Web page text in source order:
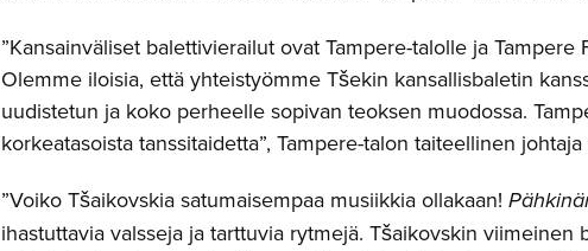
”Kansainväliset balettivierailut ovat Tampere-talolle ja
Olemme iloisia, että yhteistyömme Tšekin kansallisbaletin
uudistetun ja koko perheelle sopivan teoksen muodossa.
korkeatasoista tanssitaidetta”, Tampere-talon taiteellinen johtaja
”Voiko Tšaikovskia satumaisempaa musiikkia ollakaan!
ihastuttavia valsseja ja tarttuvia rytmejä. Tšaikovskin